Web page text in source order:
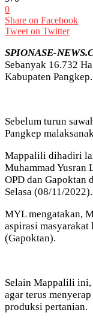
0
Share on Facebook
Tweet on Twitter
SPIONASE-
Sebanyak 16.732
Kabupaten Pangkep.
Sebelum turun
Pangkep
Mappalili dihadiri
Muhammad Yusran
OPD dan Gapoktan
Selasa (08/11/2022).
MYL mengatakan,
aspirasi
(Gapoktan).
Selain Mappalili ini,
agar terus
produksi pertanian.